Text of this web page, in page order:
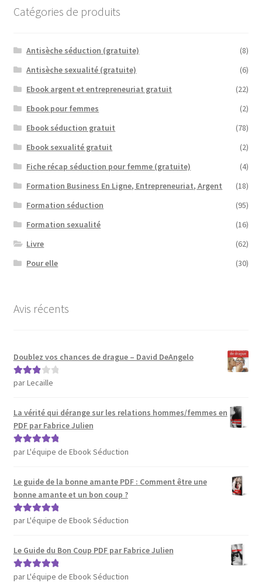
Catégories de produits
Antisèche séduction (gratuite)
(8)
Antisèche sexualité (gratuite)
(6)
Ebook argent et entrepreneuriat gratuit
(22)
Ebook pour femmes
(2)
Ebook séduction gratuit
(78)
Ebook sexualité gratuit
(2)
Fiche récap séduction pour femme (gratuite)
(4)
Formation Business En Ligne, Entrepreneuriat, Argent
(18)
Formation séduction
(95)
Formation sexualité
(16)
Livre
(62)
Pour elle
(30)
Avis récents
Doublez vos chances de drague – David DeAngelo
Note3
par Lecaille
La vérité qui dérange sur les relations hommes/femmes en
PDF par Fabrice Julien
Note5sur 5
par L'équipe de Ebook Séduction
Le guide de la bonne amante PDF : Comment être une
bonne amante et un bon coup ?
Note5sur 5
par L'équipe de Ebook Séduction
Le Guide du Bon Coup PDF par Fabrice Julien
Note5sur 5
par L'équipe de Ebook Séduction